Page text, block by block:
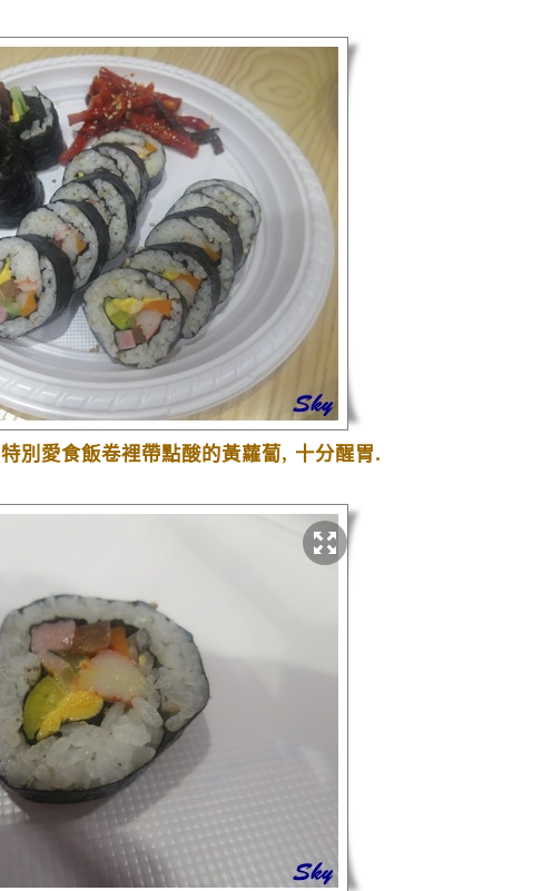
特別愛食飯卷裡帶點酸的黃蘿蔔, 十分醒胃.